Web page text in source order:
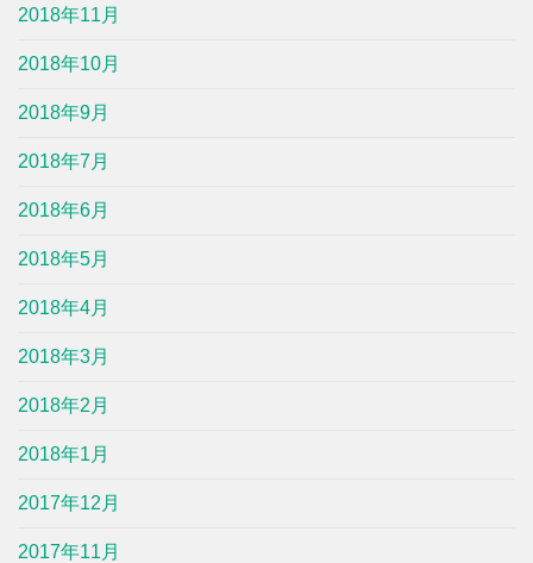
2018年11月
2018年10月
2018年9月
2018年7月
2018年6月
2018年5月
2018年4月
2018年3月
2018年2月
2018年1月
2017年12月
2017年11月